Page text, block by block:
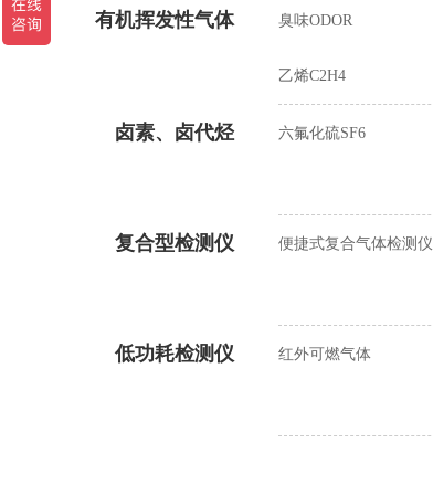
有机挥发性气体 臭味ODOR
乙烯C2H4
卤素、卤代烃 六氟化硫SF6
复合型检测仪 便捷式复合气体检测仪
低功耗检测仪 红外可燃气体